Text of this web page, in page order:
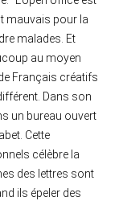
mauvais pour la
malades. Et
au moyen
Français créatifs
Dans son
un bureau ouvert
Cette
célèbre la
des lettres sont
ils épeler des